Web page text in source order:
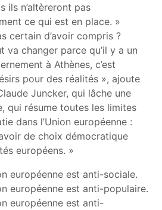
ils n’altèreront pas
ce qui est en place. »
certain d’avoir compris ?
va changer parce qu’il y a un
à Athènes, c’est
pour des réalités », ajoute
Juncker, qui lâche une
qui résume toutes les limites
dans l’Union européenne :
de choix démocratique
européens. »
européenne est anti-sociale.
européenne est anti-populaire.
européenne est anti-